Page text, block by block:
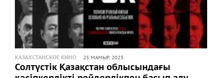
КАЗАХСТАНСКОЕ КИНО 25 МАМЫР, 2023
Солтүстік Қазақстан облысындағы